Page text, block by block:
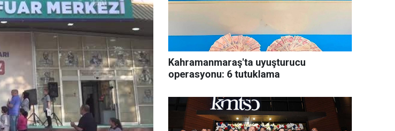
Kahramanmaraş'ta uyuşturucu
operasyonu: 6 tutuklama